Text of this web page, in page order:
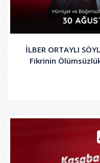
İLBER ORTAYLI
Fikrinin